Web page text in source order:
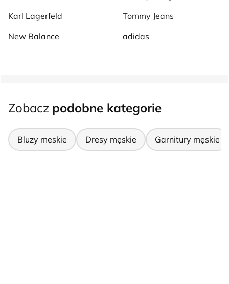
Karl Lagerfeld
New Balance
Tommy Jeans
adidas
Zobacz podobne kategorie
Bluzy męskie Dresy męskie Garnitury męskie